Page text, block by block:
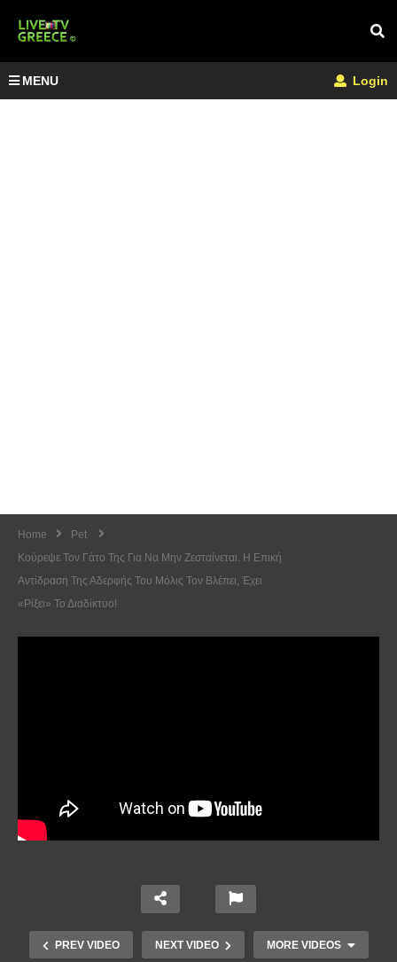
MENU Login
Home
Pet
Κούρεψε Τον Γάτο Της Για Να Μην Ζεσταίνεται. Η Επική
Αντίδραση Της Αδερφής Του Μόλις Τον Βλέπει, Έχει
«ρίξει» Το Διαδίκτυο!
PREV VIDEO NEXT VIDEO MORE VIDEOS